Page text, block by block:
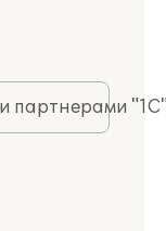
партнерами